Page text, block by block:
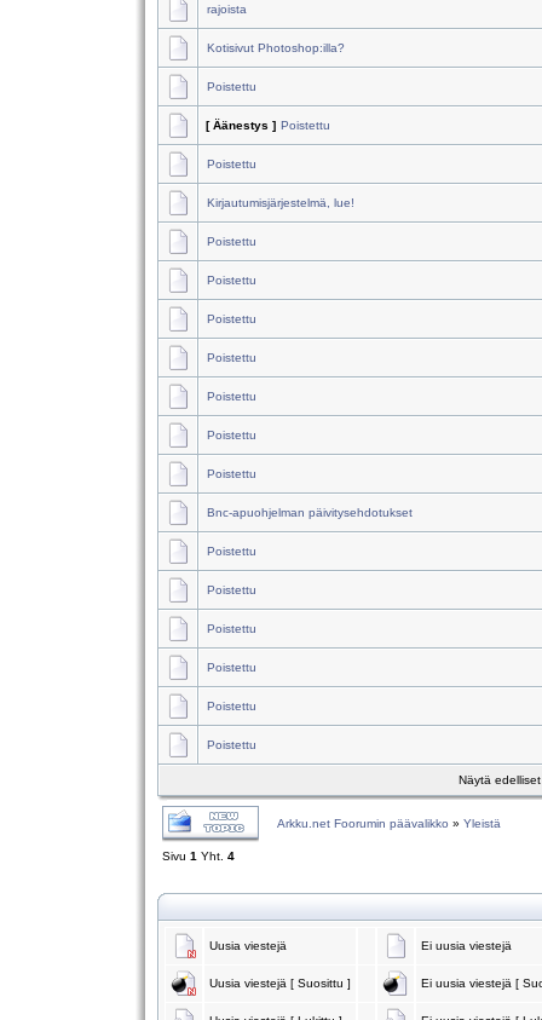
rajoista
Kotisivut Photoshop:illa?
Poistettu
[ Äänestys ] Poistettu
Poistettu
Kirjautumisjärjestelmä, lue!
Poistettu
Poistettu
Poistettu
Poistettu
Poistettu
Poistettu
Poistettu
Bnc-apuohjelman päivitysehdotukset
Poistettu
Poistettu
Poistettu
Poistettu
Poistettu
Poistettu
Näytä
Arkku.net Foorumin päävalikko » Yleistä
Sivu 1 Yht. 4
Uusia viestejä Ei uusia viestejä
Uusia viestejä [ Suosittu ] Ei uusia viestejä [